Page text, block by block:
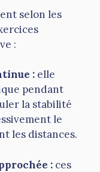
selon les
:
: elle
pendant
la stabilité
le
les distances.
: ces